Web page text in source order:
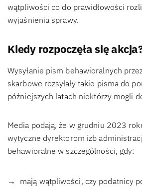
wątpliwości co do prawidłowości
wyjaśnienia sprawy.
Kiedy rozpoczęła się
Wysyłanie pism behawioralnych
skarbowe rozsyłały takie pisma do
późniejszych latach niektórzy mogli
Media podają, że w grudniu 2023
wytyczne dyrektorom izb
behawioralne w szczególności, gdy:
mają wątpliwości, czy podatnicy